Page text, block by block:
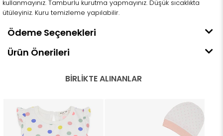
kullanmayınız. Tamburlu kurutma yapmayınız. Düşük sıcaklıkta
ütüleyiniz. Kuru temizleme yapılabilir.
Ödeme Seçenekleri
Ürün Önerileri